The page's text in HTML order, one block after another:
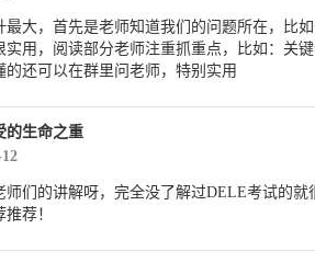
最大，首先是老师知道我们的问题所在，比
实用，阅读部分老师注重抓重点，比如：关
的还可以在群里问老师，特别实用
的生命之重
师们的讲解呀，完全没了解过DELE考试的
荐！